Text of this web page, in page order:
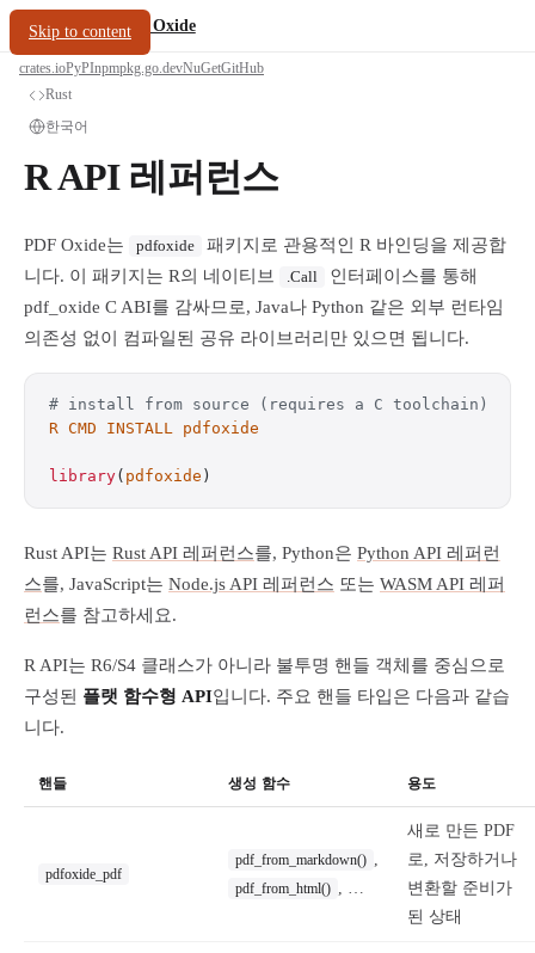
Skip to content
oxide.fyi/PDF Oxide
crates.ioPyPInpmpkg.go.devNuGetGitHub
Rust
한국어
R API 레퍼런스
PDF Oxide는 pdfoxide
패키지로 관용적인 R 바인딩을 제공합
니다. 이 패키지는 R의 네이티브
.Call
인터페이스를 통해
pdf_oxide C ABI를 감싸므로, Java나 Python 같은 외부 런타임
의존성 없이 컴파일된 공유 라이브러리만 있으면 됩니다.
# install from source (requires a C toolchain)
R CMD INSTALL pdfoxide
library( pdfoxide )
Rust API는 Rust API 레퍼런스를, Python은 Python API 레퍼런
스를, JavaScript는 Node.js API 레퍼런스 또는 WASM API 레퍼
런스를 참고하세요.
R API는 R6/S4 클래스가 아니라 불투명 핸들 객체를 중심으로
구성된 플랫 함수형 API입니다. 주요 핸들 타입은 다음과 같습
니다.
핸들 생성 함수 용도
pdfoxide_pdf
pdf_from_markdown() ,
pdf_from_html() , …
새로 만든 PDF
로, 저장하거나
변환할 준비가
된 상태